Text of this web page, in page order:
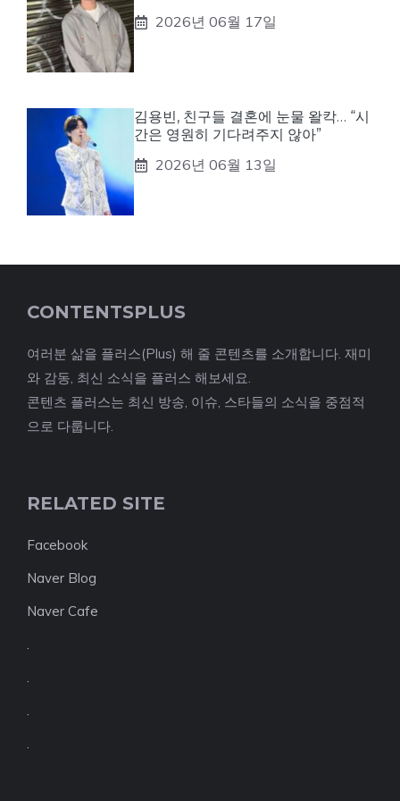
2026년 06월 17일
김용빈, 친구들 결혼에 눈물 왈칵… “시
간은 영원히 기다려주지 않아”
2026년 06월 13일
CONTENTSPLUS
여러분 삶을 플러스(Plus) 해 줄 콘텐츠를 소개합니다. 재미
와 감동, 최신 소식을 플러스 해보세요.
콘텐츠 플러스는 최신 방송, 이슈, 스타들의 소식을 중점적
으로 다룹니다.
RELATED SITE
Facebook
Naver Blog
Naver Cafe
.
.
.
.